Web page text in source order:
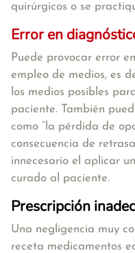
quirúrgicos o se
Error en
Puede provocar error
empleo de medios, es
los medios posibles
paciente. También
como “la pérdida de
consecuencia de
innecesario el aplicar
curado al paciente.
Prescripción
Una negligencia muy
receta medicamentos